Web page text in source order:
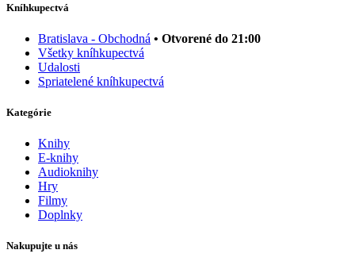
Kníhkupectvá
Bratislava - Obchodná • Otvorené do 21:00
Všetky kníhkupectvá
Udalosti
Spriatelené kníhkupectvá
Kategórie
Knihy
E-knihy
Audioknihy
Hry
Filmy
Doplnky
Nakupujte u nás